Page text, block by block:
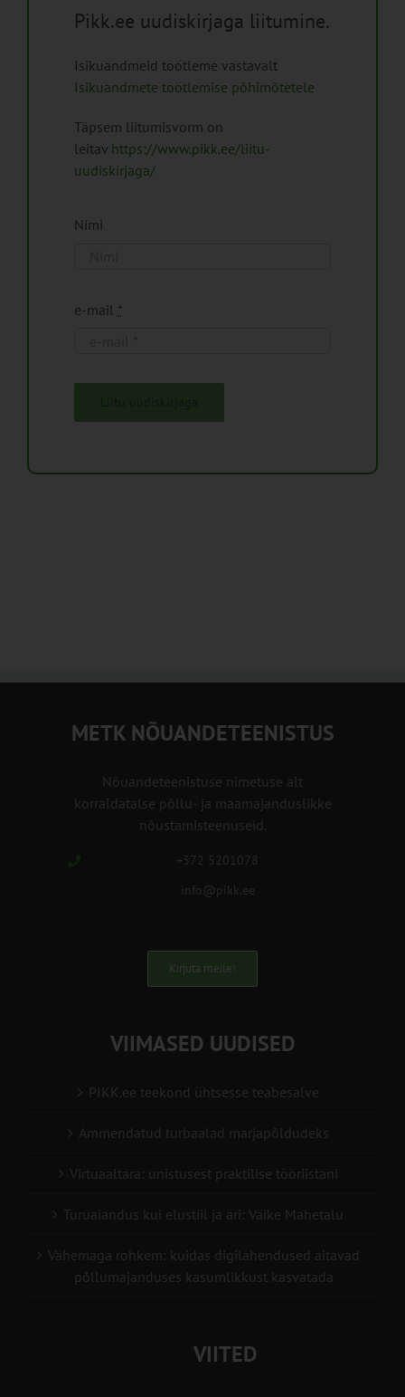
Pikk.ee uudiskirjaga liitumine.
Isikuandmeid töötleme vastavalt
Isikuandmete töötlemise põhimõtetele
Täpsem liitumisvorm on
leitav https://www.pikk.ee/liitu-
uudiskirjaga/
Nimi
e-mail *
METK NÕUANDETEENISTUS
Nõuandeteenistuse nimetuse alt
korraldatalse põllu- ja maamajanduslikke
nõustamisteenuseid.
+372 5201078
info@pikk.ee
Kirjuta meile!
VIIMASED UUDISED
PIKK.ee teekond ühtsesse teabesalve
Ammendatud turbaalad marjapõldudeks
Virtuaaltara: unistusest praktilise tööriistani
Turuaiandus kui elustiil ja äri: Väike Mahetalu
Vähemaga rohkem: kuidas digilahendused aitavad
põllumajanduses kasumlikkust kasvatada
VIITED